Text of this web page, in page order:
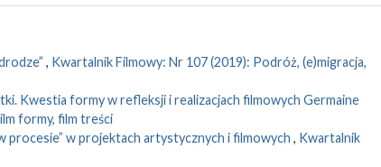
, Kwartalnik Filmowy: Nr 107 (2019): Podróż, (e)migracja,
Kwestia formy w refleksji i realizacjach filmowych Germaine
formy, film treści
procesie” w projektach artystycznych i filmowych , Kwartalnik